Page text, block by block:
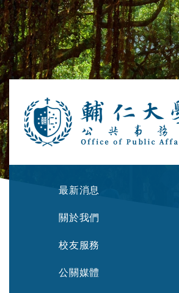
最新消息
關於我們
校友服務
公關媒體